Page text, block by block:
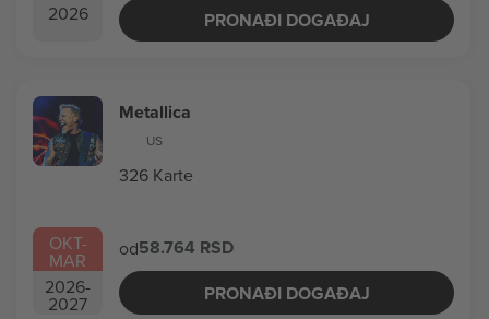
2026
PRONAĐI DOGAĐAJ
OKT-
MAR
2026-
2027
Metallica
US
326 Karte
od58.764 RSD
PRONAĐI DOGAĐAJ